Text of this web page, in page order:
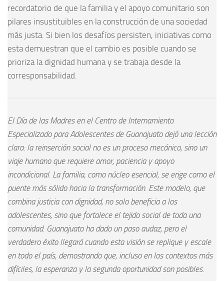
recordatorio de que la familia y el apoyo comunitario son
pilares insustituibles en la construcción de una sociedad
más justa. Si bien los desafíos persisten, iniciativas como
esta demuestran que el cambio es posible cuando se
prioriza la dignidad humana y se trabaja desde la
corresponsabilidad.
El Día de las Madres en el Centro de Internamiento
Especializado para Adolescentes de Guanajuato dejó una lección
clara: la reinserción social no es un proceso mecánico, sino un
viaje humano que requiere amor, paciencia y apoyo
incondicional. La familia, como núcleo esencial, se erige como el
puente más sólido hacia la transformación. Este modelo, que
combina justicia con dignidad, no solo beneficia a los
adolescentes, sino que fortalece el tejido social de toda una
comunidad. Guanajuato ha dado un paso audaz, pero el
verdadero éxito llegará cuando esta visión se replique y escale
en todo el país, demostrando que, incluso en los contextos más
difíciles, la esperanza y la segunda oportunidad son posibles.